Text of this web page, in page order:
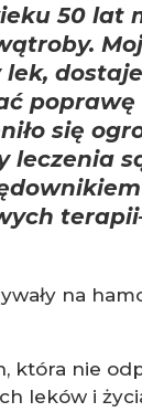
50 lat
się
leczenia
terapii
na
która nie
leków i